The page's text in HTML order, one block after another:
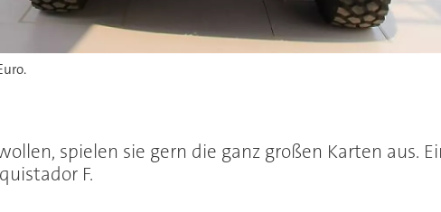
spielen sie gern die ganz großen Karten aus.
F.